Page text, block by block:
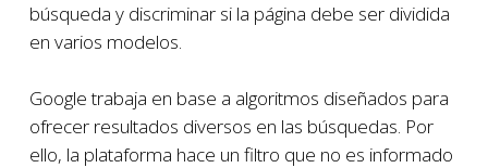
búsqueda y discriminar si la página debe ser dividida
en varios modelos.
Google trabaja en base a algoritmos diseñados para
ofrecer resultados diversos en las búsquedas. Por
ello, la plataforma hace un filtro que no es informado